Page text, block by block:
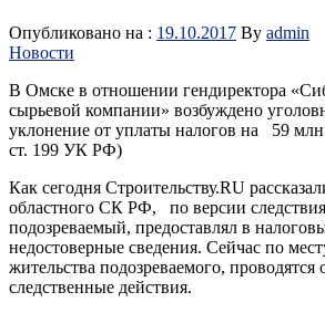
Опубликовано на : 19.10.2017 By admin
Новости
В Омске в отношении гендиректора
сырьевой компании» возбуждено
уклонение от уплаты налогов на 59
ст. 199 УК РФ)
Как сегодня Строительству.RU
областного СК РФ, по версии
подозреваемый, предоставлял в
недостоверные сведения. Сейчас по
жительства подозреваемого,
следственные действия.